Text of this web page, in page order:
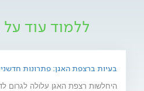
ללמוד עוד על
בעיות ברצפת האגן: פתרונות
היחלשות רצפת האגן עלולה לגרום